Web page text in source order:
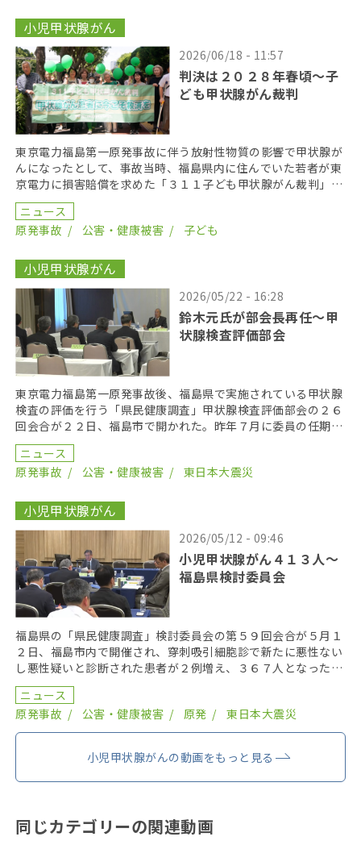
小児甲状腺がん
2026/06/18 - 11:57
判決は２０２８年春頃〜子
ども甲状腺がん裁判
東京電力福島第一原発事故に伴う放射性物質の影響で甲状腺が
んになったとして、事故当時、福島県内に住んでいた若者が東
京電力に損害賠償を求めた「３１１子ども甲状腺がん裁判」の
第１８回口頭弁論が２０２６年６月１７日に開かれた。裁 […]
ニュース
原発事故
公害・健康被害 子ども
小児甲状腺がん
2026/05/22 - 16:28
鈴木元氏が部会長再任〜甲
状腺検査評価部会
東京電力福島第一原発事故後、福島県で実施されている甲状腺
検査の評価を行う「県民健康調査」甲状腺検査評価部会の２６
回会合が２２日、福島市で開かれた。昨年７月に委員の任期を
終え、委員が改選されてから初の開催となり、鈴木元保内 […]
ニュース
原発事故
公害・健康被害 東日本大震災
小児甲状腺がん
2026/05/12 - 09:46
小児甲状腺がん４１３人〜
福島県検討委員会
福島県の「県民健康調査」検討委員会の第５９回会合が５月１
２日、福島市内で開催され、穿刺吸引細胞診で新たに悪性ない
し悪性疑いと診断された患者が２例増え、３６７人となった。
２０１９年までにがん登録で把握された集計外の患者４７ […]
ニュース
原発事故
公害・健康被害 原発 東日本大震災
小児甲状腺がんの動画をもっと見る
同じカテゴリーの関連動画